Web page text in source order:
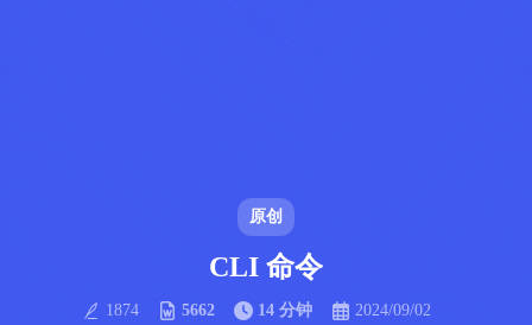
原创
CLI 命令
1874 5662 14 分钟
2024/09/02